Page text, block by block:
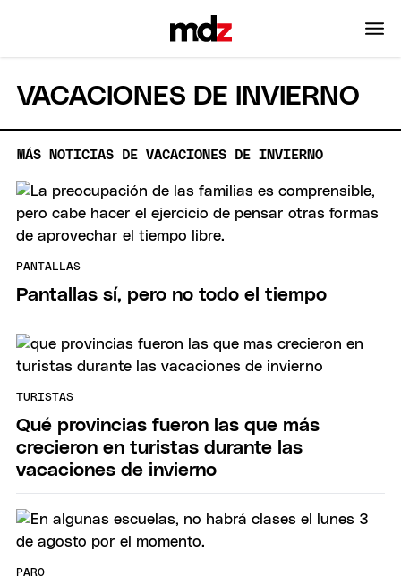
VACACIONES DE INVIERNO
MÁS NOTICIAS DE VACACIONES DE INVIERNO
PANTALLAS
Pantallas sí, pero no todo el tiempo
TURISTAS
Qué provincias fueron las que más
crecieron en turistas durante las
vacaciones de invierno
PARO